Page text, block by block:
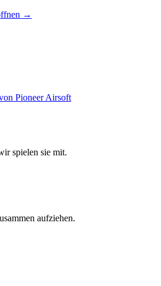
→
spielen sie mit.
aufziehen.